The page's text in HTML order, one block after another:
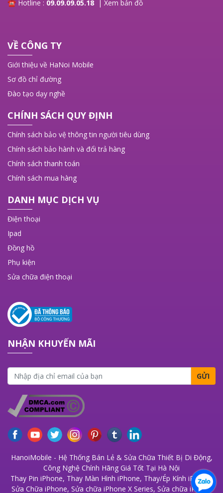
☎ Hotline : 09.09.09.05.18 | Xem bản đồ
VỀ CÔNG TY
Giới thiệu về HaNoi Mobile
Sơ đồ chỉ đường
Đào tạo dạy nghề
CHÍNH SÁCH QUY ĐỊNH
Chính sách bảo vệ thông tin người tiêu dùng
Chính sách bảo hành và đổi trả hàng
Chính sách thanh toán
Chính sách mua hàng
DANH MỤC DỊCH VỤ
Điện thoại
Ipad
Đồng hồ
Phụ kiện
Sửa chữa điện thoại
NHẬN KHUYẾN MÃI
GỬI
HanoiMobile - Hệ Thống Bán Lẻ & Sửa Chữa Thiết Bị Di Động,
Công Nghệ Chính Hãng Giá Tốt Tại Hà Nội
Thay Pin iPhone, Thay Màn Hình iPhone, Thay/Ép Kính iPhone,
Sửa Chữa iPhone, Sửa chữa iPhone X Series, Sửa chữa iPhone